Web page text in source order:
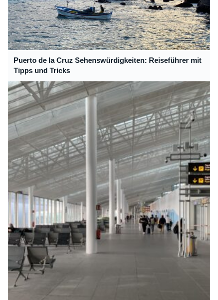
Puerto de la Cruz Sehenswürdigkeiten: Reiseführer mit
Tipps und Tricks